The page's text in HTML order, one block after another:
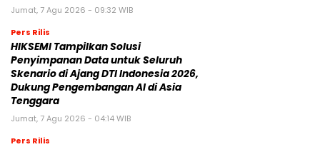
Jumat, 7 Agu 2026 - 09:32 WIB
Pers Rilis
HIKSEMI Tampilkan Solusi
Penyimpanan Data untuk Seluruh
Skenario di Ajang DTI Indonesia 2026,
Dukung Pengembangan AI di Asia
Tenggara
Jumat, 7 Agu 2026 - 04:14 WIB
Pers Rilis